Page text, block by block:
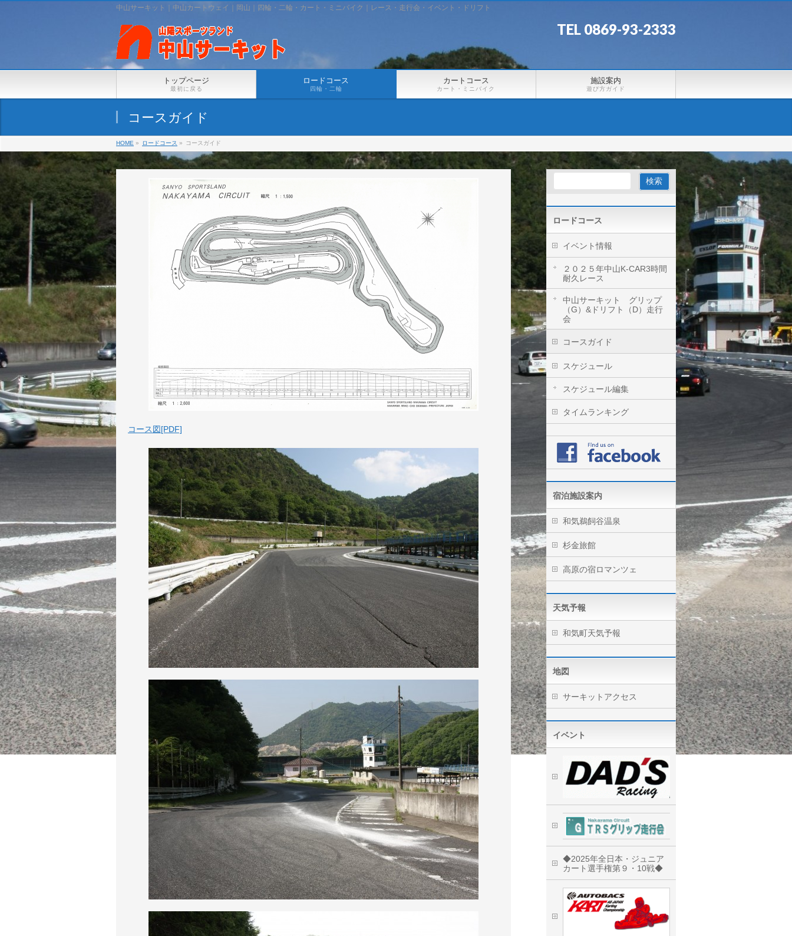
中山サーキット｜中山カートウェイ｜岡山｜四輪・二輪・カート・ミニバイク｜レース・走行会・イベント・ドリフト
TEL 0869-93-2333
トップページ
最初に戻る
ロードコース
四輪・二輪
カートコース
カート・ミニバイク
施設案内
遊び方ガイド
コースガイド
HOME » ロードコース » コースガイド
コース図[PDF]
ロードコース
イベント情報
２０２５年中山K-CAR3時間
耐久レース
中山サーキット グリップ
（G）&ドリフト（D）走行
会
コースガイド
スケジュール
スケジュール編集
タイムランキング
宿泊施設案内
和気鵜飼谷温泉
杉金旅館
高原の宿ロマンツェ
天気予報
和気町天気予報
地図
サーキットアクセス
イベント
◆2025年全日本・ジュニア
カート選手権第９・10戦◆